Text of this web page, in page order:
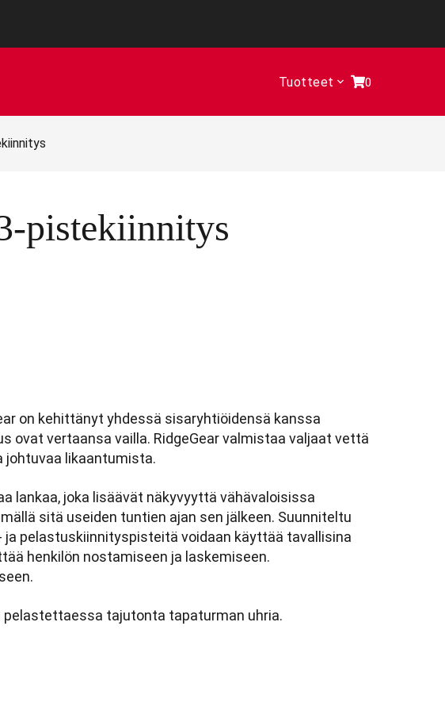
Tuotteet 0
pistekiinnitys
on kehittänyt yhdessä sisaryhtiöidensä kanssa
ovat vertaansa vailla. RidgeGear valmistaa valjaat vettä
johtuvaa likaantumista.
lankaa, joka lisäävät näkyvyyttä vähävaloisissa
sitä useiden tuntien ajan sen jälkeen. Suunniteltu
pelastuskiinnityspisteitä voidaan käyttää tavallisina
henkilön nostamiseen ja laskemiseen.
tajutonta tapaturman uhria.